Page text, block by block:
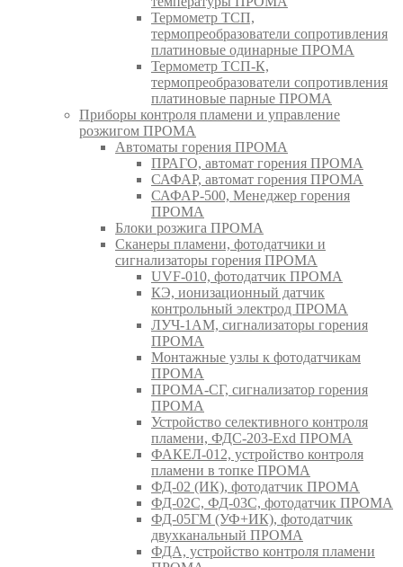
Термометр ТСП,
термопреобразователи сопротивления
платиновые одинарные ПРОМА
Термометр ТСП-К,
термопреобразователи сопротивления
платиновые парные ПРОМА
Приборы контроля пламени и управление
розжигом ПРОМА
Автоматы горения ПРОМА
ПРАГО, автомат горения ПРОМА
САФАР, автомат горения ПРОМА
САФАР-500, Менеджер горения
ПРОМА
Блоки розжига ПРОМА
Сканеры пламени, фотодатчики и
сигнализаторы горения ПРОМА
UVF-010, фотодатчик ПРОМА
КЭ, ионизационный датчик
контрольный электрод ПРОМА
ЛУЧ-1АМ, сигнализаторы горения
ПРОМА
Монтажные узлы к фотодатчикам
ПРОМА
ПРОМА-СГ, сигнализатор горения
ПРОМА
Устройство селективного контроля
пламени, ФДС-203-Exd ПРОМА
ФАКЕЛ-012, устройство контроля
пламени в топке ПРОМА
ФД-02 (ИК), фотодатчик ПРОМА
ФД-02С, ФД-03С, фотодатчик ПРОМА
ФД-05ГМ (УФ+ИК), фотодатчик
двухканальный ПРОМА
ФДА, устройство контроля пламени